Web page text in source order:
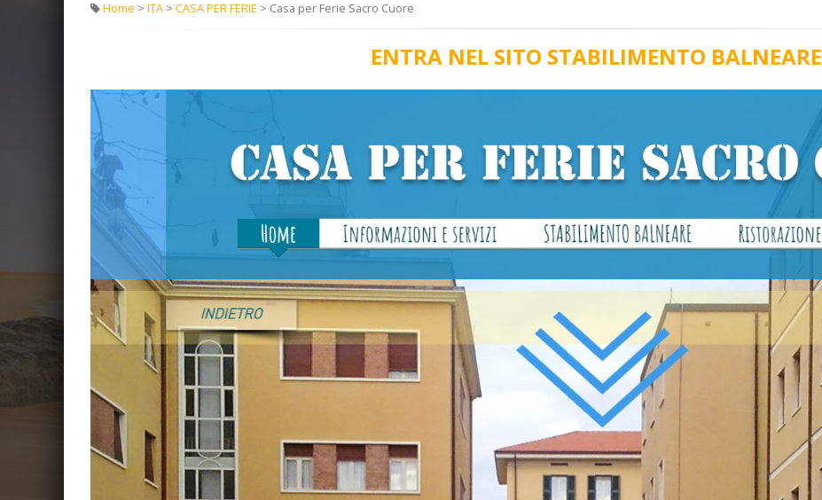
Home > ITA > CASA PER FERIE > Casa per Ferie Sacro Cuore
ENTRA NEL SITO STABILIMENTO BALNEARE